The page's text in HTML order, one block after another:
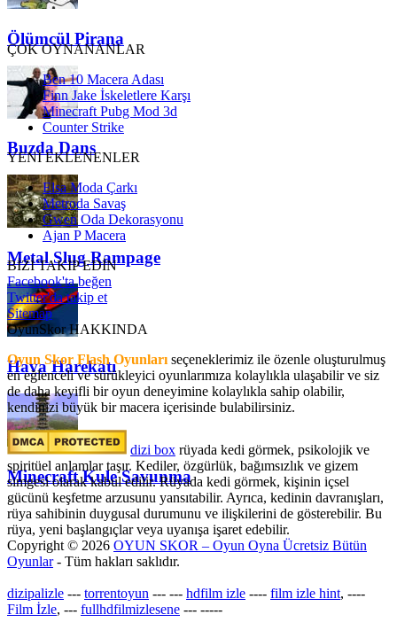
Ölümcül Pirana
Buzda Dans
Metal Slug Rampage
Hava Harekatı
Minecraft Kule Savunma
ÇOK OYNANANLAR
Ben 10 Macera Adası
Finn Jake İskeletlere Karşı
Minecraft Pubg Mod 3d
Counter Strike
YENİ EKLENENLER
Elsa Moda Çarkı
Metroda Savaş
Gwen Oda Dekorasyonu
Ajan P Macera
BİZİ TAKİP EDİN
Facebook'ta beğen
Twitter'da takip et
Sitemap
OyunSkor HAKKINDA
Oyun Skor Flash Oyunları seçeneklerimiz ile özenle oluşturulmuş
en eğlenceli ve sürükleyici oyunlarımıza kolaylıkla ulaşabilir ve siz
de daha keyifli bir oyun deneyimine kolaylıkla sahip olabilir,
kendinizi büyük bir macera içerisinde bulabilirsiniz.
dizi box rüyada kedi görmek​, psikolojik ve
spiritüel anlamlar taşır. Kediler, özgürlük, bağımsızlık ve gizem
simgesi olarak kabul edilir. Rüyada kedi görmek, kişinin içsel
gücünü keşfetme arzusunu yansıtabilir. Ayrıca, kedinin davranışları,
rüya sahibinin duygusal durumunu ve ilişkilerini de gösterebilir. Bu
rüya, yeni başlangıçlar veya uyanışa işaret edebilir.
Copyright © 2026 OYUN SKOR – Oyun Oyna Ücretsiz Bütün
Oyunlar- Tüm hakları saklıdır.
dizipalizle --- torrentoyun --- --- hdfilm izle ---- film izle hint, ----
Film İzle, --- fullhdfilmizlesene --- -----